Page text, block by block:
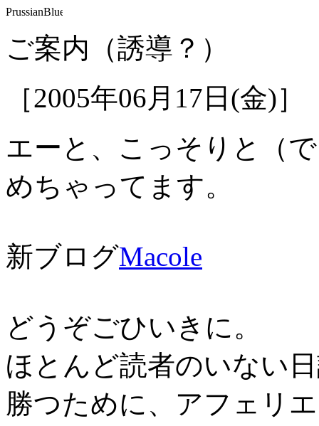
ご案内（誘導？）
［2005年06月17日(金)］
エーと、こっそりと（
めちゃってます。
新ブログMacole
どうぞごひいきに。
ほとんど読者のいない
勝つために、アフェリ